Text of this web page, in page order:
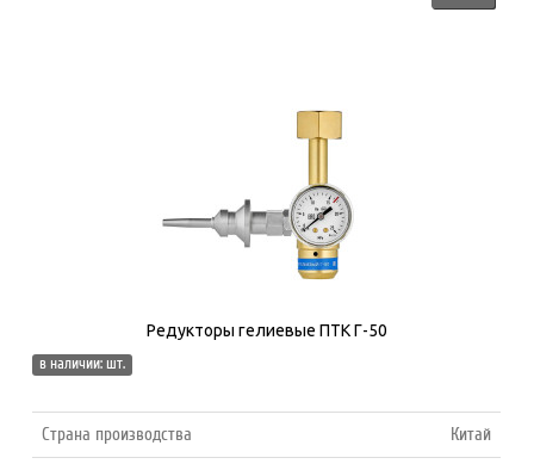
Редукторы гелиевые ПТК Г-50
в наличии: шт.
Страна производства Китай